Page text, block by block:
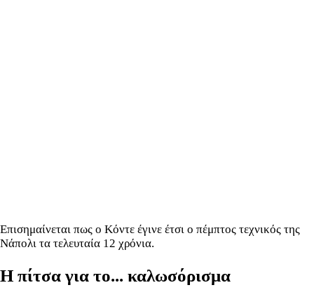
Επισημαίνεται πως ο Κόντε έγινε έτσι ο πέμπτος τεχνικός της
Νάπολι τα τελευταία 12 χρόνια.
Η πίτσα για το... καλωσόρισμα